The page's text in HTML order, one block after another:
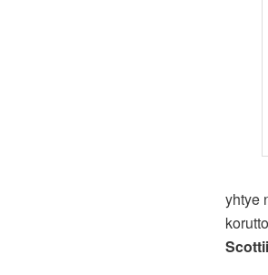
yhtye